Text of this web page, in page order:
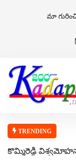
మా
TRENDING
కొమ్మిరెడ్డి